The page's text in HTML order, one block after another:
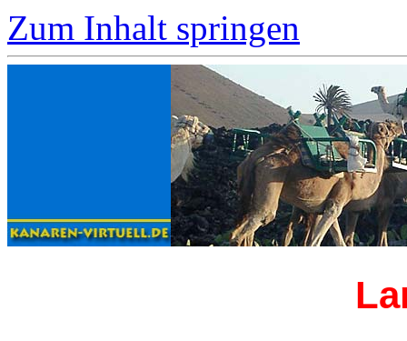
Zum Inhalt springen